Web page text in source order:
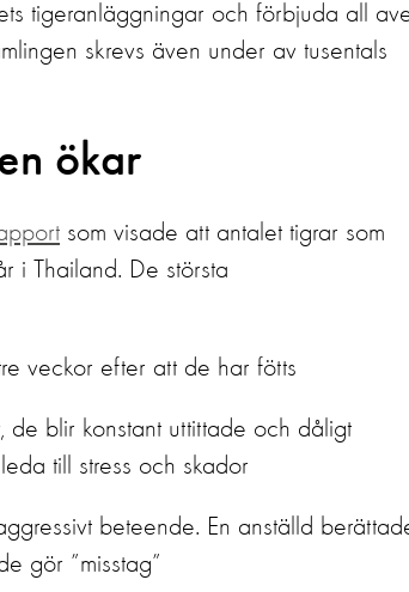
tigeranläggningar och förbjuda all
skrevs även under av tusentals
ökar
som visade att antalet tigrar som
i Thailand. De största
veckor efter att de har fötts
de blir konstant uttittade och dåligt
till stress och skador
beteende. En anställd
gör ”misstag”